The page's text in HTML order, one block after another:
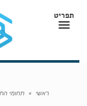
תפריט
תפריט
ראשי » תחומי